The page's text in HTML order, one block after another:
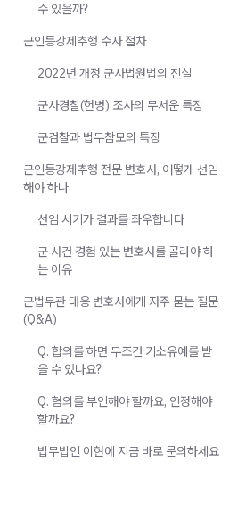
수 있을까?
군인등강제추행 수사 절차
2022년 개정 군사법원법의 진실
군사경찰(헌병) 조사의 무서운 특징
군검찰과 법무참모의 특징
군인등강제추행 전문 변호사, 어떻게 선임
해야 하나
선임 시기가 결과를 좌우합니다
군 사건 경험 있는 변호사를 골라야 하
는 이유
군법무관 대응 변호사에게 자주 묻는 질문
(Q&A)
Q. 합의를 하면 무조건 기소유예를 받
을 수 있나요?
Q. 혐의를 부인해야 할까요, 인정해야
할까요?
법무법인 이현에 지금 바로 문의하세요